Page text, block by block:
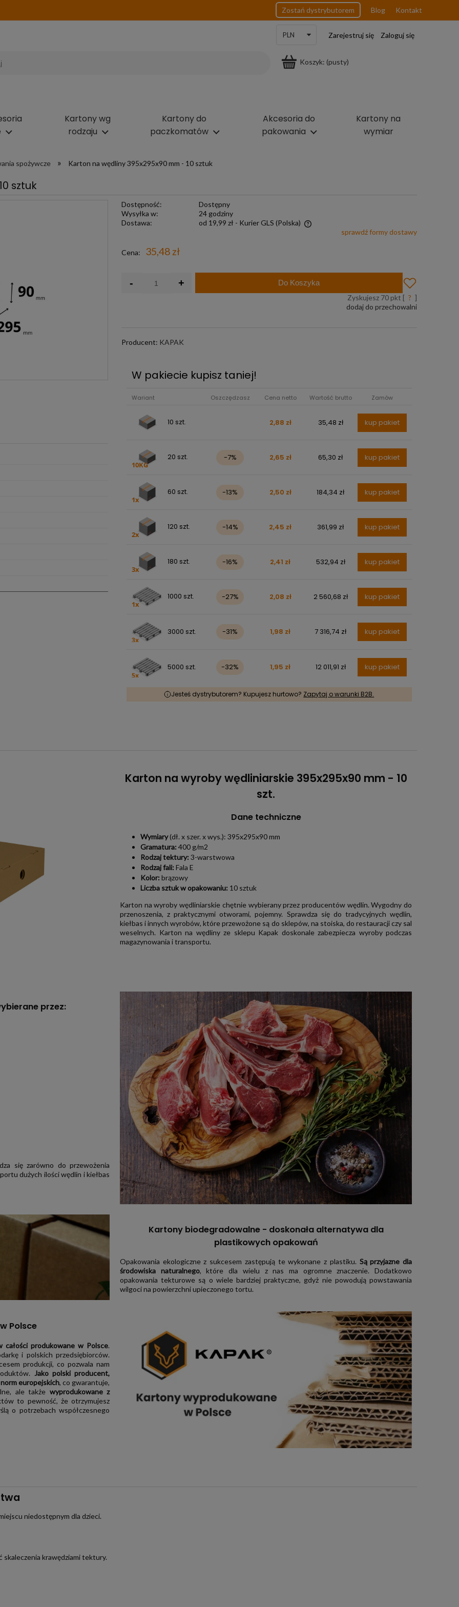
Zarejestruj się Zaloguj się
Koszyk: (pusty)
Zostań dystrybutorem Blog Kontakt
Kartony wg
rodzaju
Kartony do
paczkomatów
Akcesoria do
pakowania
Kartony na
wymiar
spożywcze » Karton na wędliny 395x295x90 mm - 10 sztuk
sztuk
Dostępność:
Dostępny
Wysyłka w:
24 godziny
Dostawa:
od 19,99 zł - Kurier GLS (Polska)
Darmowa wysyłka już od 299 zł
sprawdź formy dostawy
Cena: 35,48 zł
- + Do Koszyka
Zyskujesz 70pkt [ ? ]
dodaj do przechowalni
Producent: KAPAK
W pakiecie kupisz taniej!
Wariant Oszczędzasz Cena netto Wartość brutto Zamów
10 szt. 2,88 zł 35,48 zł kup pakiet
20 szt. -7% 2,65 zł 65,30 zł kup pakiet
60 szt. -13% 2,50 zł 184,34 zł kup pakiet
120 szt. -14% 2,45 zł 361,99 zł kup pakiet
180 szt. -16% 2,41 zł 532,94 zł kup pakiet
1000 szt. -27% 2,08 zł 2 560,68 zł kup pakiet
3000 szt. -31% 1,98 zł 7 316,74 zł kup pakiet
5000 szt. -32% 1,95 zł 12 011,91 zł kup pakiet
Jesteś dystrybutorem? Kupujesz hurtowo? Zapytaj o warunki B2B.
Karton na wyroby wędliniarskie 395x295x90 mm - 10
szt.
Dane techniczne
Wymiary(dł. x szer. x wys.): 395x295x90 mm
Gramatura: 400 g/m2
Rodzaj tektury: 3-warstwowa
Rodzaj fali: Fala E
Kolor: brązowy
Liczba sztuk w opakowaniu: 10 sztuk
Karton na wyroby wędliniarskie chętnie wybierany przez producentów wędlin. Wygodny do
przenoszenia, z praktycznymi otworami, pojemny. Sprawdza się do tradycyjnych wędlin,
kiełbas i innych wyrobów, które przewożone są do sklepów, na stoiska, do restauracji czy sal
weselnych. Karton na wędliny ze sklepu Kapak doskonale zabezpiecza wyroby podczas
magazynowania i transportu.
przez:
się zarówno do przewożenia
dużych ilości wędlin i kiełbas
Kartony biodegradowalne - doskonała alternatywa dla
plastikowych opakowań
Opakowania ekologiczne z sukcesem zastępują te wykonane z plastiku. Są przyjazne dla
środowiska naturalnego, które dla wielu z nas ma ogromne znaczenie. Dodatkowo
opakowania tekturowe są o wiele bardziej praktyczne, gdyż nie powodują powstawania
wilgoci na powierzchni upieczonego tortu.
Polsce
produkowane w Polsce.
i polskich przedsiębiorców.
produkcji, co pozwala nam
Jako polski producent,
europejskich, co gwarantuje,
ale także wyprodukowane z
to pewność, że otrzymujesz
o potrzebach współczesnego
niedostępnym dla dzieci.
skaleczenia krawędziami tektury.